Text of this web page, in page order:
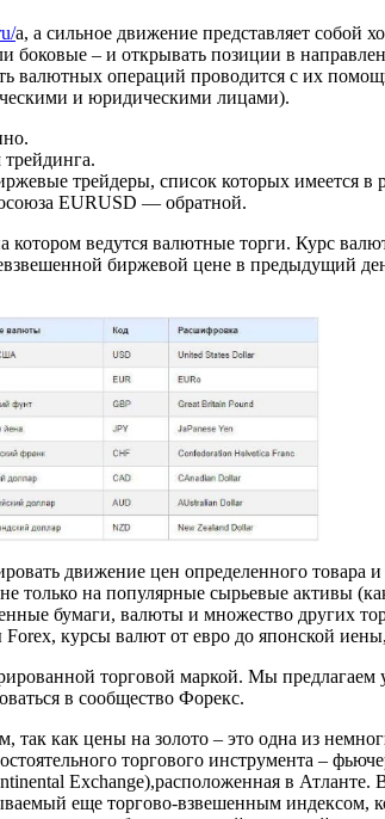
а, а сильное движение представляет
боковые – и открывать позиции в
валютных операций проводится с их
и юридическими лицами).
трейдеры, список которых имеется в
EURUSD — обратной.
ведутся валютные торги. Курс
биржевой цене в предыдущий
движение цен определенного
на популярные сырьевые активы
бумаги, валюты и множество других
курсы валют от евро до японской
торговой маркой. Мы
в сообщество Форекс.
так как цены на золото – это одна из
торгового инструмента –
Exchange),расположенная в
еще торгово-взвешенным